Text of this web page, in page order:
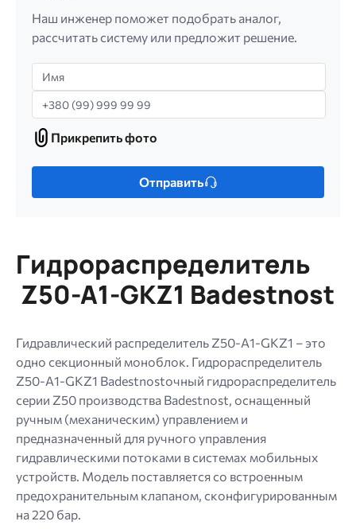
Наш инженер поможет подобрать аналог,
рассчитать систему или предложит решение.
Имя
Телефон
Прикрепить
фото
Прикрепить фото
Только
МБ.
Допустимые
типы:
png.
Отправить
Гидрораспределитель
Z50-A1-GKZ1 Badestnost
Гидравлический распределитель Z50-A1-GKZ1 – это
одно секционный моноблок. Гидрораспределитель
Z50-A1-GKZ1 Badestnostочный гидрораспределитель
серии Z50 производства Badestnost, оснащенный
ручным (механическим) управлением и
предназначенный для ручного управления
гидравлическими потоками в системах мобильных
устройств. Модель поставляется со встроенным
предохранительным клапаном, сконфигурированным
на 220 бар.